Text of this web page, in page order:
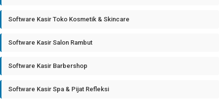
Software Kasir Toko Kosmetik & Skincare
Software Kasir Salon Rambut
Software Kasir Barbershop
Software Kasir Spa & Pijat Refleksi